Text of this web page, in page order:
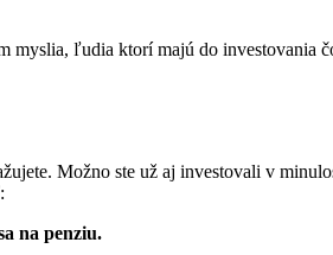
myslia, ľudia ktorí majú do investovania
Možno ste už aj investovali v
na penziu.